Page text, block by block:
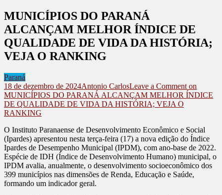
MUNICÍPIOS DO PARANÁ
ALCANÇAM MELHOR ÍNDICE DE
QUALIDADE DE VIDA DA HISTÓRIA;
VEJA O RANKING
Paraná
18 de dezembro de 2024Antonio CarlosLeave a Comment on
MUNICÍPIOS DO PARANÁ ALCANÇAM MELHOR ÍNDICE
DE QUALIDADE DE VIDA DA HISTÓRIA; VEJA O
RANKING
O Instituto Paranaense de Desenvolvimento Econômico e Social
(Ipardes) apresentou nesta terça-feira (17) a nova edição do Índice
Ipardes de Desempenho Municipal (IPDM), com ano-base de 2022.
Espécie de IDH (Índice de Desenvolvimento Humano) municipal, o
IPDM avalia, anualmente, o desenvolvimento socioeconômico dos
399 municípios nas dimensões de Renda, Educação e Saúde,
formando um indicador geral.